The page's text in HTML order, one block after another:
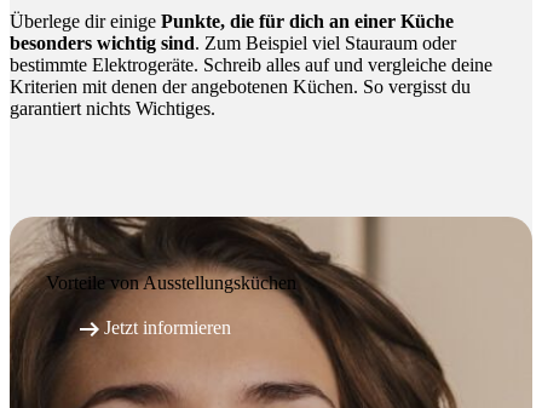
Überlege dir einige Punkte, die für dich an einer Küche
besonders wichtig sind. Zum Beispiel viel Stauraum oder
bestimmte Elektrogeräte. Schreib alles auf und vergleiche deine
Kriterien mit denen der angebotenen Küchen. So vergisst du
garantiert nichts Wichtiges.
Vorteile von Ausstell­ungs­küchen
 Jetzt informieren